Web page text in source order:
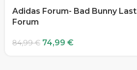
Adidas Forum- Bad Bunny Last
Forum
84,99€ 74,99 €